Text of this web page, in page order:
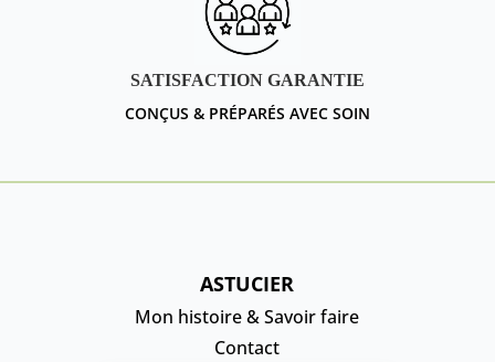
SATISFACTION GARANTIE
CONÇUS & PRÉPARÉS AVEC SOIN
ASTUCIER
Mon histoire & Savoir faire
Contact